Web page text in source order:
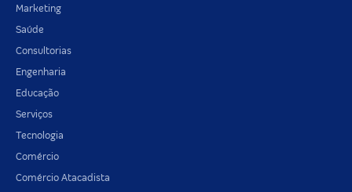
Marketing
Saúde
Consultorias
Engenharia
Educação
Serviços
Tecnologia
Comércio
Comércio Atacadista